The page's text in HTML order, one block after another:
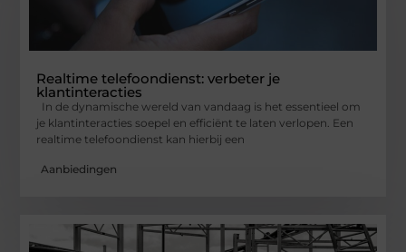
Realtime telefoondienst: verbeter je
klantinteracties
In de dynamische wereld van vandaag is het essentieel om
je klantinteracties soepel en efficiënt te laten verlopen. Een
realtime telefoondienst kan hierbij een
Aanbiedingen